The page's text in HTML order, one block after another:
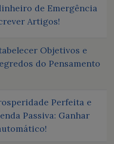
de Emergência
Artigos!
Objetivos e
do Pensamento
Perfeita e
Passiva: Ganhar